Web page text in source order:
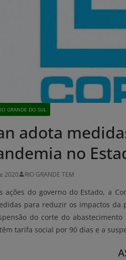
GRANDE DO SUL
adota
no
2020 RIO GRANDE TEM
ações do governo do Estado, a
para reduzir os impactos da
do corte do
tarifa social por 90 dias e a